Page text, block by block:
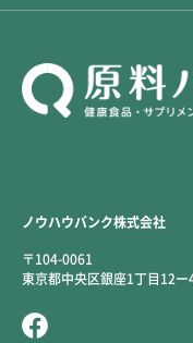
ノウハウバンク株式会社
〒104-0061
東京都中央区銀座1丁目12ー